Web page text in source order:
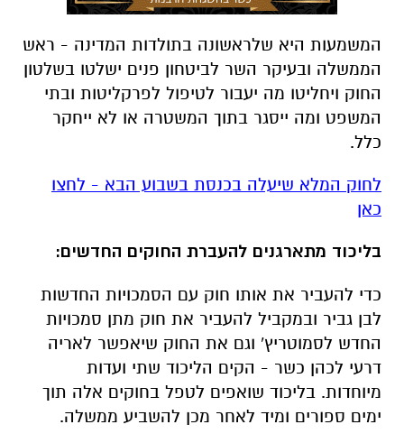
המשמעות היא שלראשונה בתולדות המדינה - ראש
הממשלה ובעיקר השר לביטחון פנים ישלטו בשלטון
החוק ויחליטו מה יעבור לטיפול לפרקליטות ובתי
המשפט ומה ייסגר בתוך המשטרה או לא ייחקר
כלל.
לחוק המלא שיעלה בכנסת בשבוע הבא - לחצו
כאן
בליכוד מתארגנים להעברת החוקים החדשים:
כדי להעביר את אותו חוק עם הסמכויות החדשות
לבן גביר ובמקביל להעביר את חוק מתן סמכויות
החדש לסמוטריץ' וגם את החוק שיאפשר לאריה
דרעי לכהן כשר - הקים הליכוד שתי ועדות
מיוחדות. בליכוד שואפים לטפל בחוקים אלה תוך
ימים ספורים ומיד לאחר מכן להשביע ממשלה.